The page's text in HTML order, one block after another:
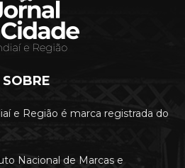
SOBRE
e Região é marca registrada do
Nacional de Marcas e